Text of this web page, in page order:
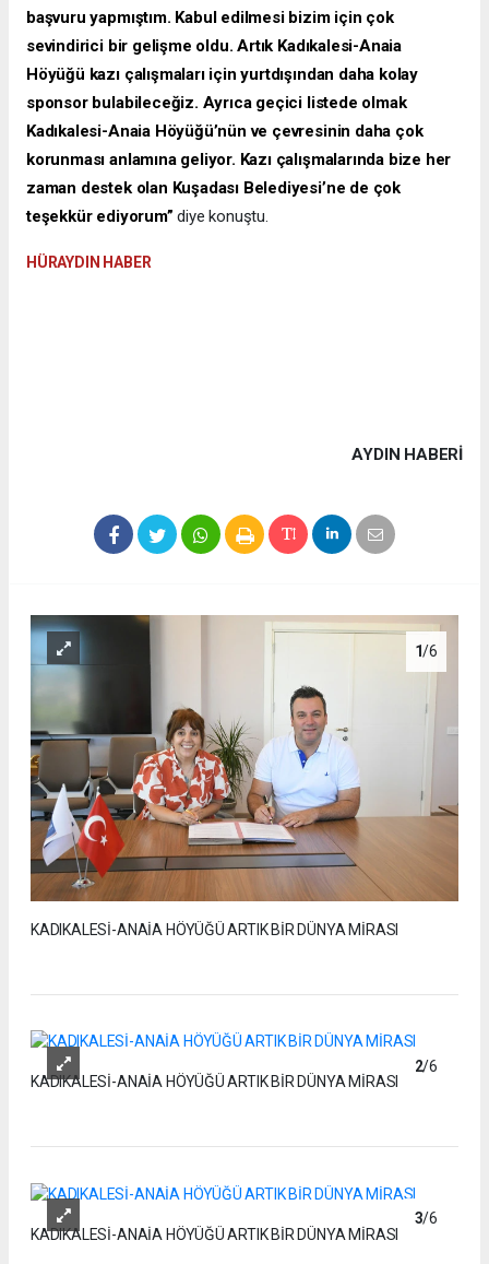
başvuru yapmıştım. Kabul edilmesi bizim için çok
sevindirici bir gelişme oldu. Artık Kadıkalesi-Anaia
Höyüğü kazı çalışmaları için yurtdışından daha kolay
sponsor bulabileceğiz. Ayrıca geçici listede olmak
Kadıkalesi-Anaia Höyüğü’nün ve çevresinin daha çok
korunması anlamına geliyor. Kazı çalışmalarında bize her
zaman destek olan Kuşadası Belediyesi’ne de çok
teşekkür ediyorum”diye konuştu.
HÜRAYDIN HABER
AYDIN HABERİ
1/6
KADIKALESİ-ANAİA HÖYÜĞÜ ARTIK BİR DÜNYA MİRASI
2/6
KADIKALESİ-ANAİA HÖYÜĞÜ ARTIK BİR DÜNYA MİRASI
3/6
KADIKALESİ-ANAİA HÖYÜĞÜ ARTIK BİR DÜNYA MİRASI